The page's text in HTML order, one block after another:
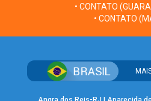
• CONTATO
• CONTATO